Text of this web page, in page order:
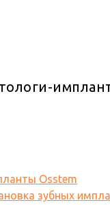
Osstem
зубных